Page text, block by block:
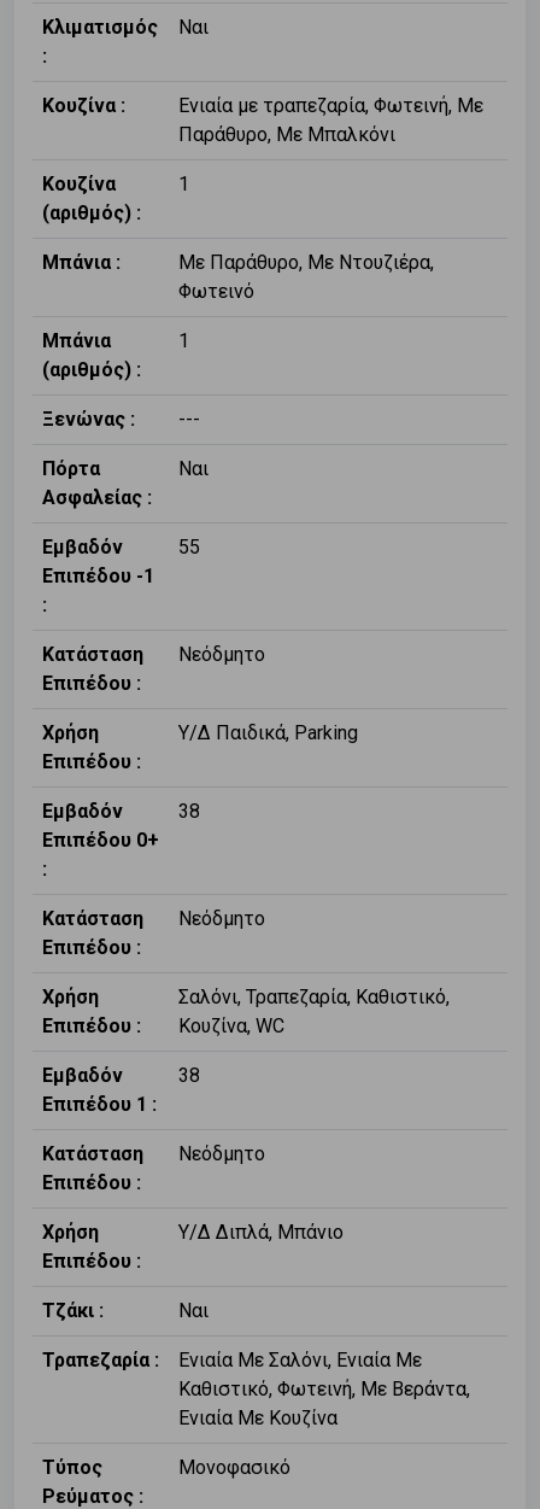
Κλιματισμός
:
Ναι
Κουζίνα :
Ενιαία με τραπεζαρία, Φωτεινή, Με
Παράθυρο, Με Μπαλκόνι
Κουζίνα
(αριθμός) :
1
Μπάνια :
Με Παράθυρο, Με Ντουζιέρα,
Φωτεινό
Μπάνια
(αριθμός) :
1
Ξενώνας : ---
Πόρτα
Ασφαλείας :
Ναι
Εμβαδόν
Επιπέδου -1
:
55
Κατάσταση
Επιπέδου :
Νεόδμητο
Χρήση
Επιπέδου :
Υ/Δ Παιδικά, Parking
Εμβαδόν
Επιπέδου 0+
:
38
Κατάσταση
Επιπέδου :
Νεόδμητο
Χρήση
Επιπέδου :
Σαλόνι, Τραπεζαρία, Καθιστικό,
Κουζίνα, WC
Εμβαδόν
Επιπέδου 1 :
38
Κατάσταση
Επιπέδου :
Νεόδμητο
Χρήση
Επιπέδου :
Υ/Δ Διπλά, Μπάνιο
Τζάκι : Ναι
Τραπεζαρία :
Ενιαία Με Σαλόνι, Ενιαία Με
Καθιστικό, Φωτεινή, Με Βεράντα,
Ενιαία Με Κουζίνα
Τύπος
Ρεύματος :
Μονοφασικό